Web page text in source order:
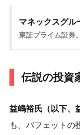
マネックスグル
東証プライム証券
伝説の投資
益嶋裕氏（以下、
も、バフェットの